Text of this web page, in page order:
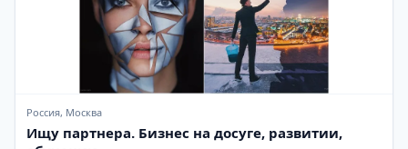
Россия, Москва
Ищу партнера. Бизнес на досуге, развитии,